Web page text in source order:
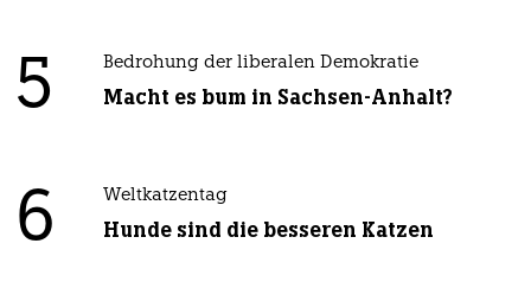
5 Bedrohung der liberalen Demokratie
Macht es bum in Sachsen-Anhalt?
6 Weltkatzentag
Hunde sind die besseren Katzen